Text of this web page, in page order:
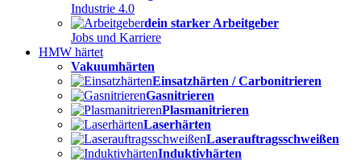
Industrie 4.0
dein starker Arbeitgeber
Jobs und Karriere
HMW härtet
Vakuumhärten
Einsatzhärten / Carbonitrieren
Gasnitrieren
Plasmanitrieren
Laserhärten
Laserauftragsschweißen
Induktivhärten